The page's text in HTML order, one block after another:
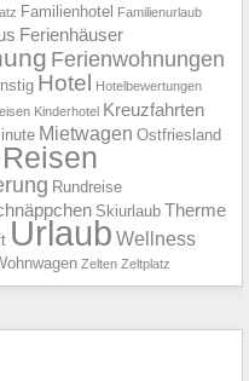
Familienhotel Familienurlaub
Ferienhäuser
Ferienwohnungen
Hotel Hotelbewertungen
Kinderhotel Kreuzfahrten
Mietwagen Ostfriesland
Reisen
Rundreise
Skiurlaub Therme
Urlaub Wellness
Zelten Zeltplatz